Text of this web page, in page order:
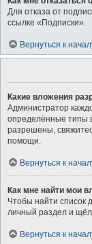
Для отказа от
ссылке «Подписки».
Вернуться к
Какие вложения
Администратор
определённые типы
разрешены,
помощи.
Вернуться к
Как мне найти мои
Чтобы найти список
личный раздел и
Вернуться к